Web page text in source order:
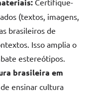
(textos, imagens,
brasileiros de
Isso amplia o
estereótipos.
brasileira em
ensinar cultura